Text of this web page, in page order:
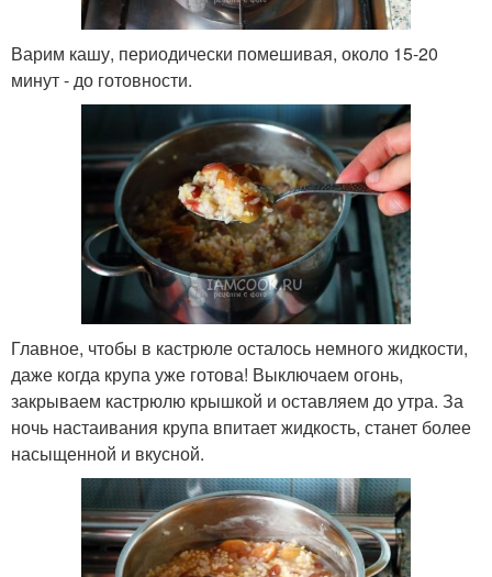
Варим кашу, периодически помешивая, около 15-20
минут - до готовности.
Главное, чтобы в кастрюле осталось немного жидкости,
даже когда крупа уже готова! Выключаем огонь,
закрываем кастрюлю крышкой и оставляем до утра. За
ночь настаивания крупа впитает жидкость, станет более
насыщенной и вкусной.